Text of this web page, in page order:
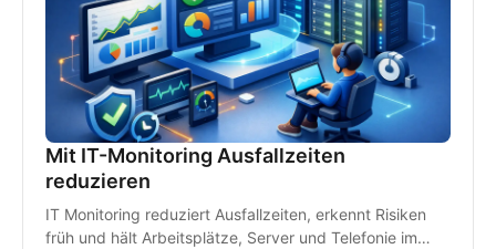
Mit IT-Monitoring Ausfallzeiten
reduzieren
IT Monitoring reduziert Ausfallzeiten, erkennt Risiken
früh und hält Arbeitsplätze, Server und Telefonie im